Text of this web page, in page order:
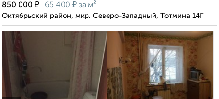
850 000 ₽ 65 400 ₽ за м²
Октябрьский район, мкр. Северо-Западный, Тотмина 14Г